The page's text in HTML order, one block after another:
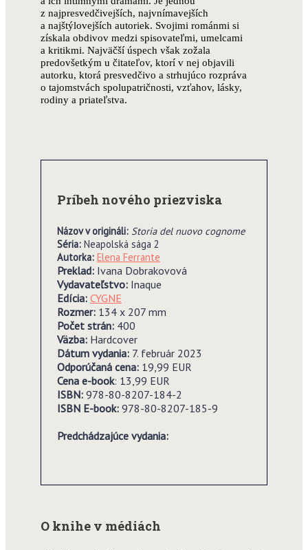
z najpresvedčivejších, najvnímavejších
a najštýlovejších autoriek. Svojimi románmi si
získala obdivov medzi spisovateľmi, umelcami
a kritikmi. Najväčší úspech však zožala
predovšetkým u čitateľov, ktorí v nej objavili
autorku, ktorá presvedčivo a strhujúco rozpráva
o tajomstvách spolupatričnosti, vzťahov, lásky,
rodiny a priateľstva.
Príbeh nového priezviska
Názov v origináli: Storia del nuovo cognome
Séria: Neapolská sága 2
Autorka: Elena Ferrante
Preklad: Ivana Dobrakovová
Vydavateľstvo:Inaque
Edícia: CYGNE
Rozmer:134 x 207 mm
Počet strán: 400
Väzba: Hardcover
Dátum vydania: 7. február 2023
Odporúčaná cena: 19,99 EUR
Cena e-book: 13,99 EUR
ISBN: 978-80-8207-184-2
ISBN E-book: 978-80-8207-185-9
Predchádzajúce vydania:
O knihe v médiách